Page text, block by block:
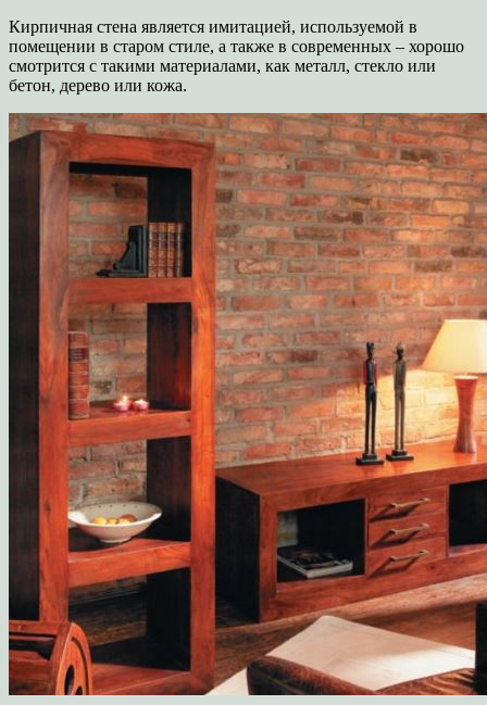
Кирпичная стена является имитацией, используемой в
помещении в старом стиле, а также в современных – хорошо
смотрится с такими материалами, как металл, стекло или
бетон, дерево или кожа.